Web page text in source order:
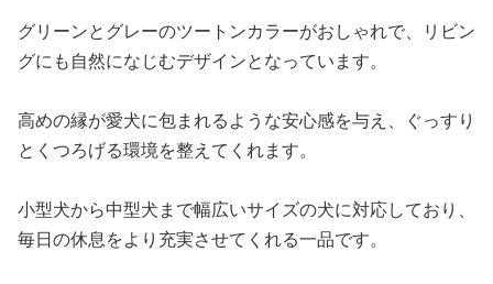
グリーンとグレーのツートンカラーがおしゃれで、リビン
グにも自然になじむデザインとなっています。
高めの縁が愛犬に包まれるような安心感を与え、ぐっすり
とくつろげる環境を整えてくれます。
小型犬から中型犬まで幅広いサイズの犬に対応しており、
毎日の休息をより充実させてくれる一品です。